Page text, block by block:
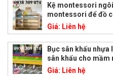
Kệ montessori
montessori để đồ
Giá: Liên hệ
Bục sân khấu
sân khấu cho mầm
Giá: Liên hệ